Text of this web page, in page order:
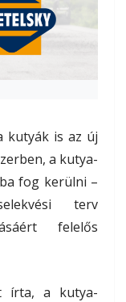
kutyák is az új
a kutya-
fog kerülni –
terv
felelős
írta, a kutya-